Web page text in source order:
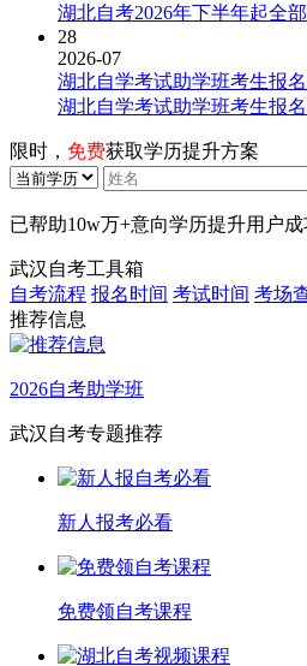
湖北自考2026年下半年起全
28
2026-07
湖北自学考试助学班考生报
湖北自学考试助学班考生报
限时， 免费获取学历提升方案
已帮助10w万+意向学历提升用户成
武汉自考工具箱
自考流程 报名时间 考试时间 考场
推荐信息
2026自考助学班
武汉自考专题推荐
新人报考必看
免费领自考课程